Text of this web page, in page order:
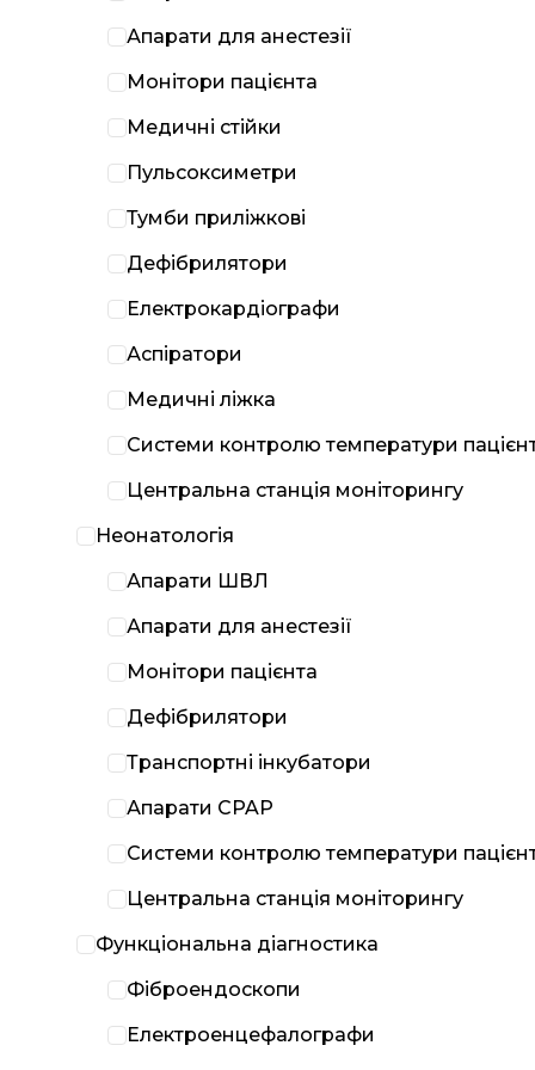
Апарати для анестезії
Монітори пацієнта
Медичні стійки
Пульсоксиметри
Тумби приліжкові
Дефібрилятори
Електрокардіографи
Аспіратори
Медичні ліжка
Системи контролю температури
Центральна станція моніторингу
Неонатологія
Апарати ШВЛ
Апарати для анестезії
Монітори пацієнта
Дефібрилятори
Транспортні інкубатори
Апарати CPAP
Системи контролю температури
Центральна станція моніторингу
Функціональна діагностика
Фіброендоскопи
Електроенцефалографи